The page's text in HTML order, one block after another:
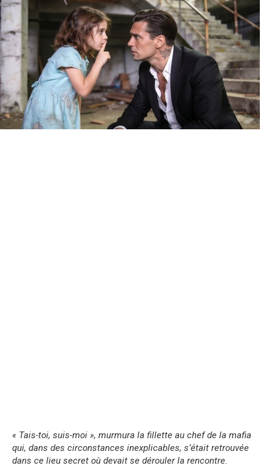
« Tais-toi, suis-moi », murmura la fillette au chef de la mafia
qui, dans des circonstances inexplicables, s’était retrouvée
dans ce lieu secret où devait se dérouler la rencontre.